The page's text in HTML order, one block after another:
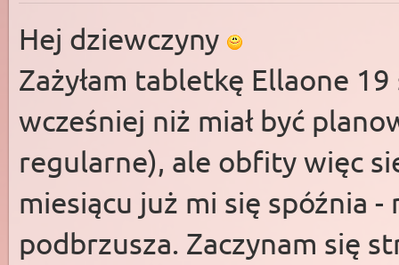
Hej dziewczyny
Zażyłam tabletkę Ellaone
wcześniej niż miał być
regularne), ale obfity więc
miesiącu już mi się spóźnia
podbrzusza. Zaczynam się